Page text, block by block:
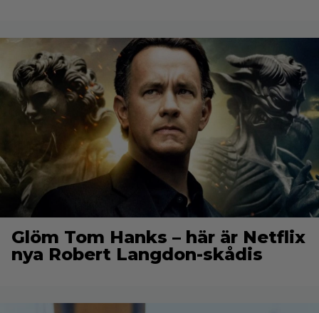
Glöm Tom Hanks – här är Netflix
nya Robert Langdon-skådis